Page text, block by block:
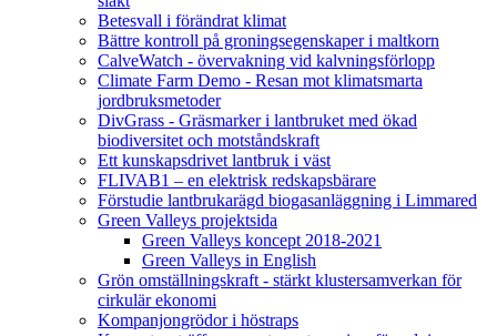
Betesvall i förändrat klimat
Bättre kontroll på groningsegenskaper i maltkorn
CalveWatch - övervakning vid kalvningsförlopp
Climate Farm Demo - Resan mot klimatsmarta
jordbruksmetoder
DivGrass - Gräsmarker i lantbruket med ökad
biodiversitet och motståndskraft
Ett kunskapsdrivet lantbruk i väst
FLIVAB1 – en elektrisk redskapsbärare
Förstudie lantbrukarägd biogasanläggning i Limmared
Green Valleys projektsida
Green Valleys koncept 2018-2021
Green Valleys in English
Grön omställningskraft - stärkt klustersamverkan för
cirkulär ekonomi
Kompanjongrödor i höstraps